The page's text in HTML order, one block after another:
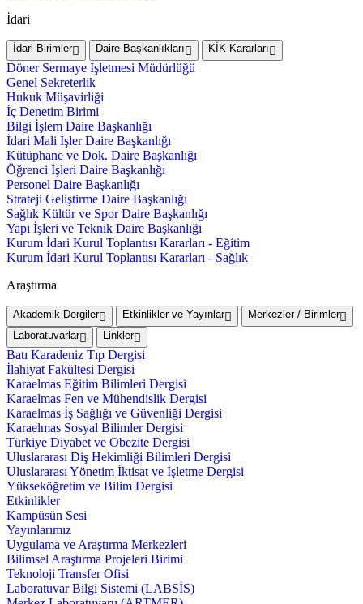
İdari
İdari Birimler Daire Başkanlıkları KİK Kararları
Döner Sermaye İşletmesi Müdürlüğü
Genel Sekreterlik
Hukuk Müşavirliği
İç Denetim Birimi
Bilgi İşlem Daire Başkanlığı
İdari Mali İşler Daire Başkanlığı
Kütüphane ve Dok. Daire Başkanlığı
Öğrenci İşleri Daire Başkanlığı
Personel Daire Başkanlığı
Strateji Geliştirme Daire Başkanlığı
Sağlık Kültür ve Spor Daire Başkanlığı
Yapı İşleri ve Teknik Daire Başkanlığı
Kurum İdari Kurul Toplantısı Kararları - Eğitim
Kurum İdari Kurul Toplantısı Kararları - Sağlık
Araştırma
Akademik Dergiler Etkinlikler ve Yayınlar
Merkezler / Birimler
Laboratuvarlar
Linkler
Batı Karadeniz Tıp Dergisi
İlahiyat Fakültesi Dergisi
Karaelmas Eğitim Bilimleri Dergisi
Karaelmas Fen ve Mühendislik Dergisi
Karaelmas İş Sağlığı ve Güvenliği Dergisi
Karaelmas Sosyal Bilimler Dergisi
Türkiye Diyabet ve Obezite Dergisi
Uluslararası Diş Hekimliği Bilimleri Dergisi
Uluslararası Yönetim İktisat ve İşletme Dergisi
Yükseköğretim ve Bilim Dergisi
Etkinlikler
Kampüsün Sesi
Yayınlarımız
Uygulama ve Araştırma Merkezleri
Bilimsel Araştırma Projeleri Birimi
Teknoloji Transfer Ofisi
Laboratuvar Bilgi Sistemi (LABSİS)